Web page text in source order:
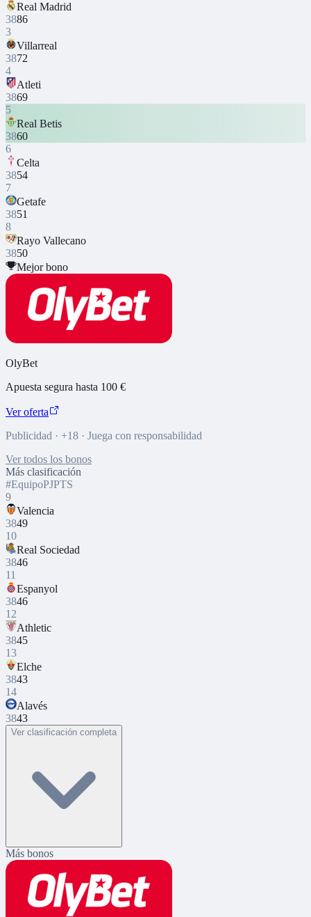
Real Madrid
3886
3
Villarreal
3872
4
Atleti
3869
5
Real Betis
3860
6
Celta
3854
7
Getafe
3851
8
Rayo Vallecano
3850
Mejor bono
OlyBet
Apuesta segura hasta 100 €
Ver oferta
Publicidad · +18 · Juega con responsabilidad
Ver todos los bonos
Más clasificación
#EquipoPJPTS
9
Valencia
3849
10
Real Sociedad
3846
11
Espanyol
3846
12
Athletic
3845
13
Elche
3843
14
Alavés
3843
Ver clasificación completa
Más bonos